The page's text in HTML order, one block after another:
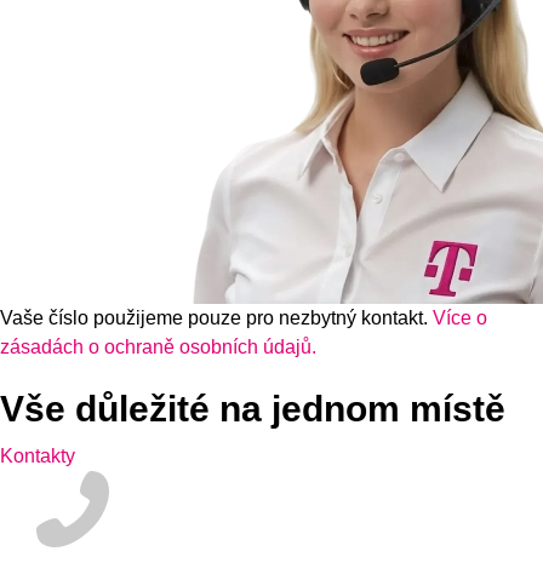
Vaše číslo použijeme pouze pro nezbytný kontakt. Více o
zásadách o ochraně osobních údajů.
Vše důležité na jednom místě
Kontakty